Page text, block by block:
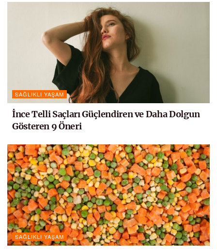
SAĞLIKLI YAŞAM
İnce Telli Saçları Güçlendiren ve Daha Dolgun
Gösteren 9 Öneri
SAĞLIKLI YAŞAM